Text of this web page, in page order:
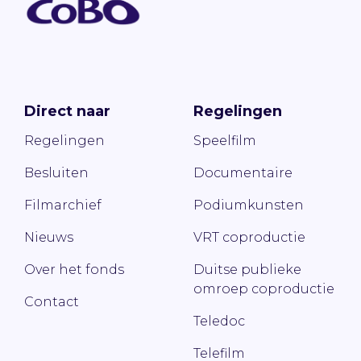
Direct naar
Regelingen
Besluiten
Filmarchief
Nieuws
Over het fonds
Contact
Regelingen
Speelfilm
Documentaire
Podiumkunsten
VRT coproductie
Duitse publieke
omroep coproductie
Teledoc
Telefilm